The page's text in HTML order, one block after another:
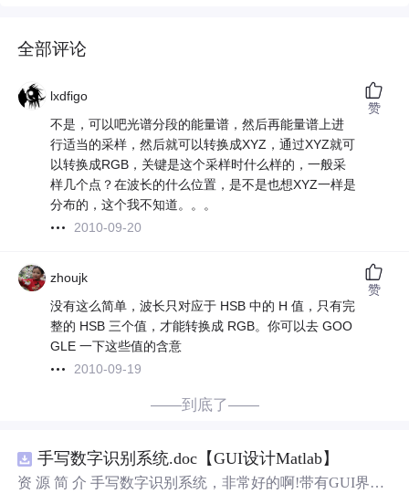
全部评论
lxdfigo
不是，可以吧光谱分段的能量谱，然后再能量谱上进
行适当的采样，然后就可以转换成XYZ，通过XYZ就可
以转换成RGB，关键是这个采样时什么样的，一般采
样几个点？在波长的什么位置，是不是也想XYZ一样是
分布的，这个我不知道。。。
2010-09-20
赞
zhoujk
没有这么简单，波长只对应于 HSB 中的 H 值，只有完
整的 HSB 三个值，才能转换成 RGB。你可以去 GOO
GLE 一下这些值的含意
2010-09-19
赞
——到底了——
手写数字识别系统.doc【GUI设计Matlab】
资 源 简 介 手写数字识别系统，非常好的啊!带有GUI界